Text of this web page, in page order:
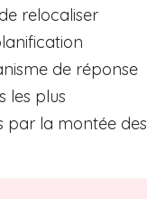
relocaliser
de réponse
les plus
par la montée des